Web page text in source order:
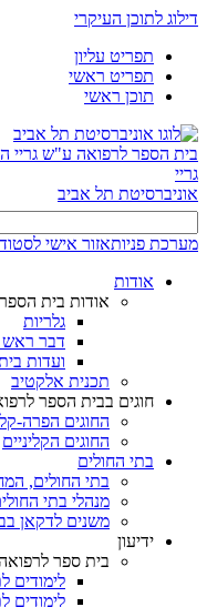
דילוג לתוכן העיקרי
תפריט עליון
תפריט ראשי
תוכן ראשי
בית הספר לרפואה ע"ש גריי
גריי
אוניברסיטת תל אביב
מערכת פניותאזור אישי
אודות
אודות בית
גלריות
דבר ראש
ועדות
תכנית אלקטיב
חוגים בבית הספר
החוגים הפרה-
החוגים הקליניים
בתי החולים
בתי החולים,
מנהלי בתי
משנים לדקאן
ידיעון
בית ספר
לימודים
לימודים